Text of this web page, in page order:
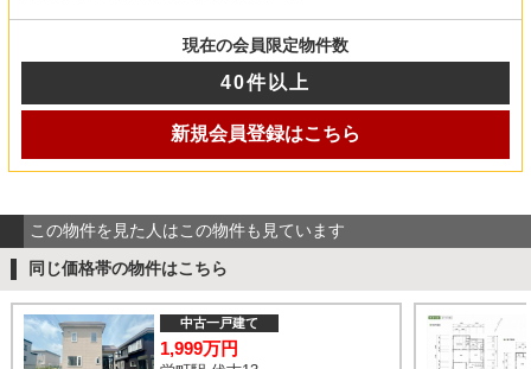
現在の会員限定物件数
40件以上
新規会員登録はこちら
この物件を見た人はこの物件も見ています
同じ価格帯の物件はこちら
中古一戸建て
1,999万円